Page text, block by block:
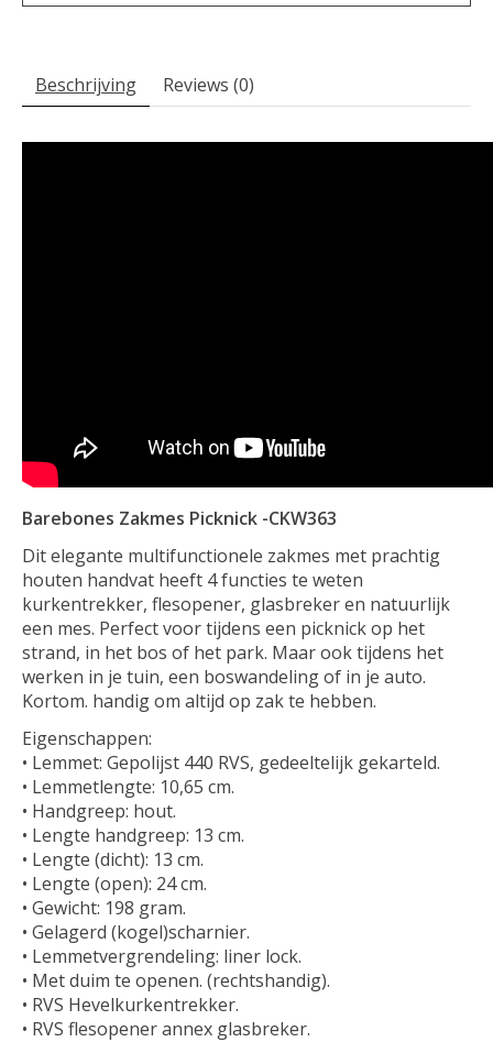
Beschrijving Reviews (0)
Barebones Zakmes Picknick -CKW363
Dit elegante multifunctionele zakmes met prachtig
houten handvat heeft 4 functies te weten
kurkentrekker, flesopener, glasbreker en natuurlijk
een mes. Perfect voor tijdens een picknick op het
strand, in het bos of het park. Maar ook tijdens het
werken in je tuin, een boswandeling of in je auto.
Kortom. handig om altijd op zak te hebben.
Eigenschappen:
• Lemmet: Gepolijst 440 RVS, gedeeltelijk gekarteld.
• Lemmetlengte: 10,65 cm.
• Handgreep: hout.
• Lengte handgreep: 13 cm.
• Lengte (dicht): 13 cm.
• Lengte (open): 24 cm.
• Gewicht: 198 gram.
• Gelagerd (kogel)scharnier.
• Lemmetvergrendeling: liner lock.
• Met duim te openen. (rechtshandig).
• RVS Hevelkurkentrekker.
• RVS flesopener annex glasbreker.